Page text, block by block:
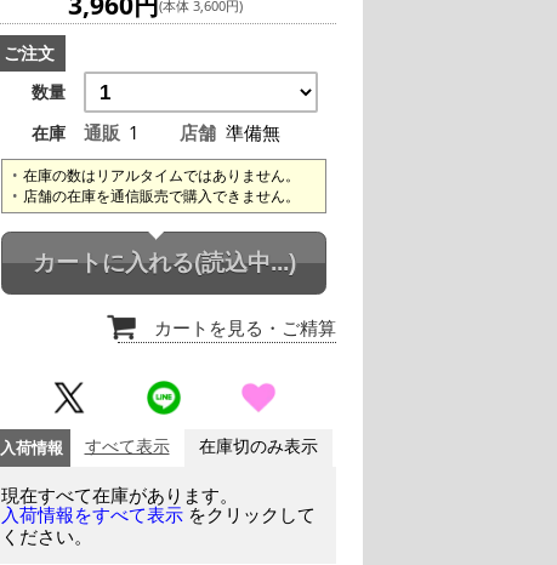
(本体 3,600円)
ご注文
数量
在庫
通販 1 店舗 準備無
在庫の数はリアルタイムではありません。
店舗の在庫を通信販売で購入できません。
カートに入れる(読込中...)
カートを見る ・ご精算
入荷情報 すべて表示 在庫切のみ表示
現在すべて在庫があります。
入荷情報をすべて表示 をクリックして
ください。